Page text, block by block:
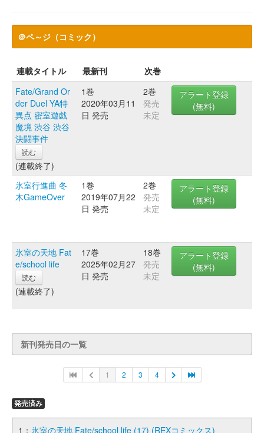
＠ペ～ジ（コミック）
連載タイトル 最新刊
次巻
Fate/Grand Or
der Duel YA特
異点 密室遊戯
魔境 渋谷 渋谷
決闘事件
読む
(連載終了)
1巻
2020年03月11
日 発売
2巻
発売
未定
アラート登録
(無料)
氷室行進曲 冬
木GameOver
1巻
2019年07月22
日 発売
2巻
発売
未定
アラート登録
(無料)
氷室の天地 Fat
e/school life
読む
(連載終了)
17巻
2025年02月27
日 発売
18巻
発売
未定
アラート登録
(無料)
新刊発売日の一覧
1 2 3 4
発売済み
1： 氷室の天地 Fate/school life (17) (REXコミックス)